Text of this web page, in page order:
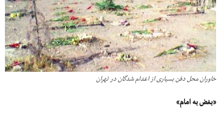
خاوران محل دفن بسیاری از اعدام شدگان در تهران
«بغض به امام»